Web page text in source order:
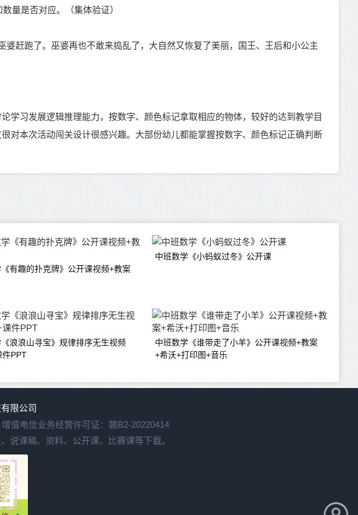
量是否对应。（集体验证）
婆赶跑了。巫婆再也不敢来捣乱了，大自然又恢复了美丽，国王、王后和小公主
学习发展逻辑推理能力，按数字、颜色标记拿取相应的物体，较好的达到教学目
对本次活动闯关设计很感兴趣。大部份幼儿都能掌握按数字、颜色标记正确判断
有趣的扑克牌》公开课视频+教案
中班数学《小蚂蚁过冬》公开课
浪浪山寻宝》规律排序无生视频
件PPT
中班数学《谁带走了小羊》公开课视频+教案
+希沃+打印图+音乐
限公司
增值电信业务经营许可证：赣B2-20220414
说课稿、资料、公开课、比赛课等下载。